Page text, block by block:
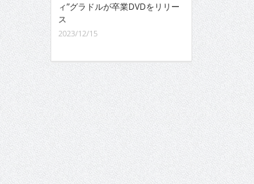
ィ”グラドルが卒業DVDをリリー
ス
2023/12/15